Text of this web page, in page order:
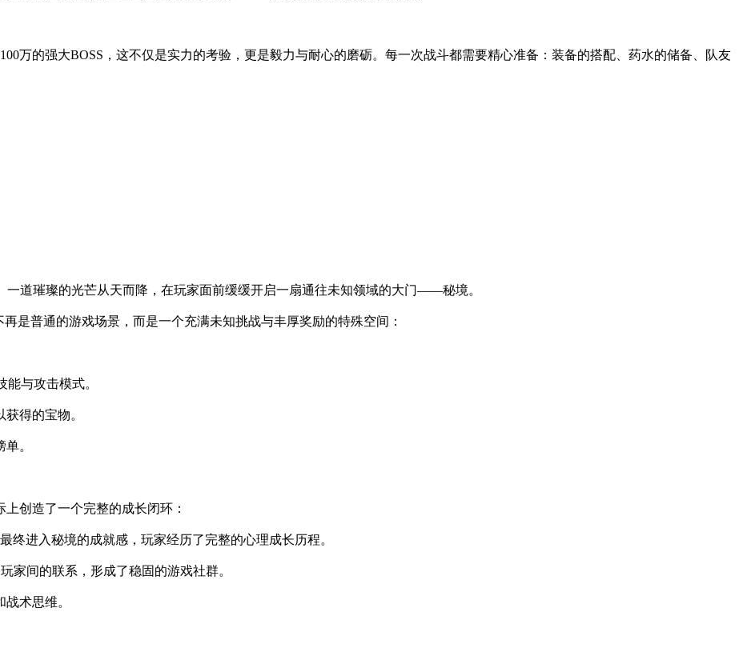
万的强大BOSS，这不仅是实力的考验，更是毅力与耐心的磨砺。每一次战斗都需要精心准备：装备的搭配、药水的储备、队友
一道璀璨的光芒从天而降，在玩家面前缓缓开启一扇通往未知领域的大门——秘境。
是普通的游戏场景，而是一个充满未知挑战与丰厚奖励的特殊空间：
与攻击模式。
得的宝物。
。
创造了一个完整的成长闭环：
终进入秘境的成就感，玩家经历了完整的心理成长历程。
家间的联系，形成了稳固的游戏社群。
术思维。